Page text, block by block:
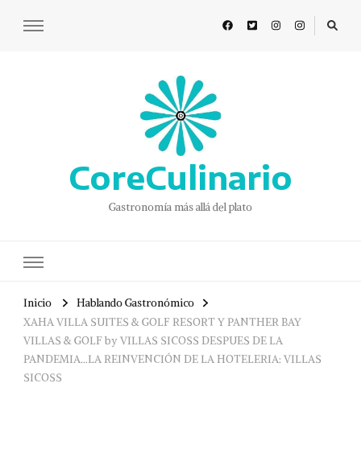
CoreCulinario
Gastronomía más allá del plato
Inicio
Hablando Gastronómico
XAHA VILLA SUITES & GOLF RESORT Y PANTHER BAY
VILLAS & GOLF by VILLAS SICOSS DESPUES DE LA
PANDEMIA…LA REINVENCIÓN DE LA HOTELERIA: VILLAS
SICOSS